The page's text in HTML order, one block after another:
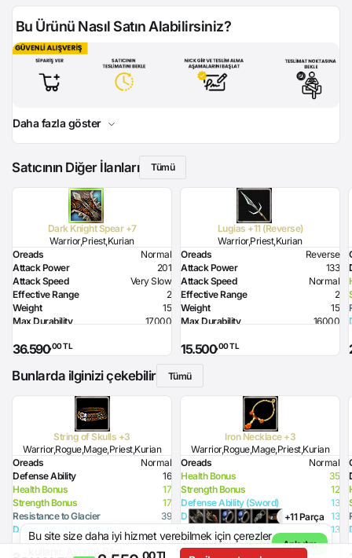
Bu Ürünü Nasıl Satın Alabilirsiniz?
Daha fazla göster
Satıcının Diğer İlanları Tümü
Dark Knight Spear +7
Warrior,Priest,Kurian
Oreads
Normal
Attack Power
201
Attack Speed
Very Slow
Effective Range
2
Weight
15
Max Durability
17000
Required Level
Skill
Attack Hour 2% probability
Curse effect from +7: Inflict splash
damage on nearby enemies
36.590,00 TL
Lugias +11 (Reverse)
Warrior,Priest,Kurian
Oreads
Reverse
Attack Power
133
Attack Speed
Normal
Effective Range
2
Weight
15
Max Durability
16000
Dexterity Bonus
Required Strength
15.500,00 TL
Bunlarda ilginizi çekebilir
Tümü
String of Skulls +3
Warrior,Rogue,Mage,Priest,Kurian
Oreads
Normal
Defense Ability
16
Health Bonus
17
Strength Bonus
17
Resistance to Glacier
39
Defense Ability (Dagger)
Defense Ability (Spear)
10
Iron Necklace +3
Warrior,Rogue,Mage,Priest,Kurian
Oreads
Normal
Health Bonus
35
Strength Bonus
12
Defense Ability (Sword)
13
Defense Ability (Dagger)
13
Defense Ability (Spear)
13
Defense Ability (Club)
13
+11 Parça
600.000,00 TL - %90
Bu site size daha iyi hizmet verebilmek için çerezler
Ayrıntılı Bilgi
Anladım